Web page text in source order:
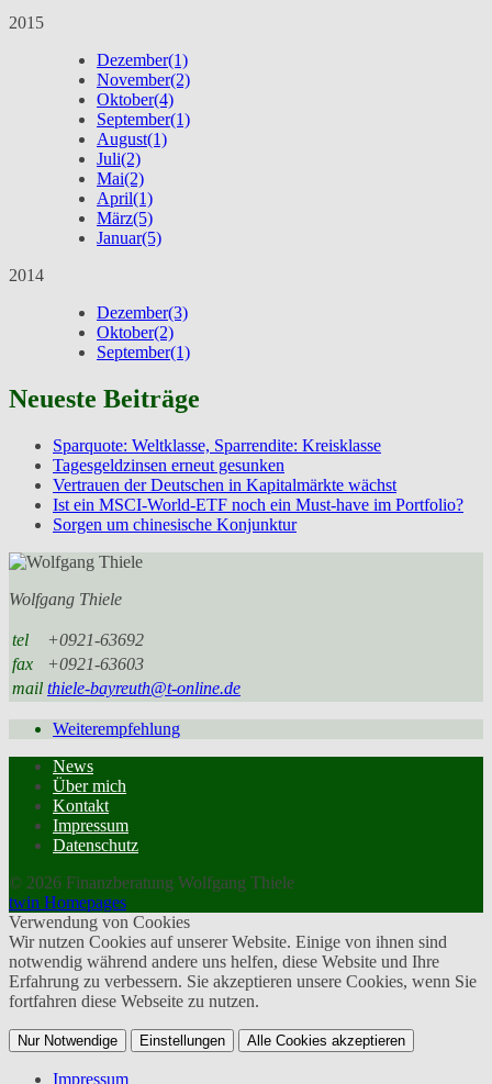
2015
Dezember(1)
November(2)
Oktober(4)
September(1)
August(1)
Juli(2)
Mai(2)
April(1)
März(5)
Januar(5)
2014
Dezember(3)
Oktober(2)
September(1)
Neueste Beiträge
Sparquote: Weltklasse, Sparrendite: Kreisklasse
Tagesgeldzinsen erneut gesunken
Vertrauen der Deutschen in Kapitalmärkte wächst
Ist ein MSCI-World-ETF noch ein Must-have im Portfolio?
Sorgen um chinesische Konjunktur
Wolfgang Thiele
tel
+0921-63692
fax
+0921-63603
mail thiele-bayreuth@t-online.de
Weiterempfehlung
News
Über mich
Kontakt
Impressum
Datenschutz
© 2026 Finanzberatung Wolfgang Thiele
twin Homepages
Verwendung von Cookies
Wir nutzen Cookies auf unserer Website. Einige von ihnen sind
notwendig während andere uns helfen, diese Website und Ihre
Erfahrung zu verbessern. Sie akzeptieren unsere Cookies, wenn Sie
fortfahren diese Webseite zu nutzen.
Nur Notwendige Einstellungen Alle Cookies akzeptieren
Impressum